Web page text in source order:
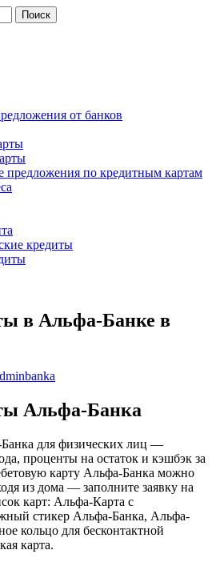
от банков
предложения по кредитным картам
кредиты
в Альфа-Банке в
Альфа-Банка
для физических лиц —
проценты на остаток и кэшбэк за
карту Альфа-Банка можно
из дома — заполните заявку на
карт: Альфа-Карта с
стикер Альфа-Банка, Альфа-
кольцо для бесконтактной
карта.